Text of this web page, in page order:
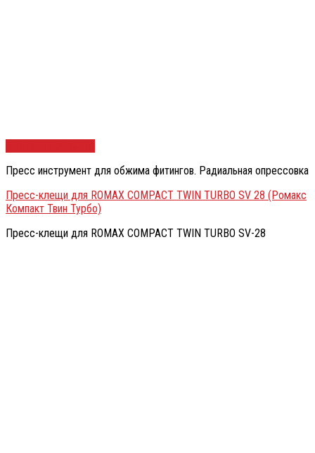
Пресс инструмент для обжима фитингов. Радиальная опрессовка
Пресс-клещи для ROMAX COMPACT TWIN TURBO SV 28 (Ромакс
Компакт Твин Турбо)
Пресс-клещи для ROMAX COMPACT TWIN TURBO SV-28